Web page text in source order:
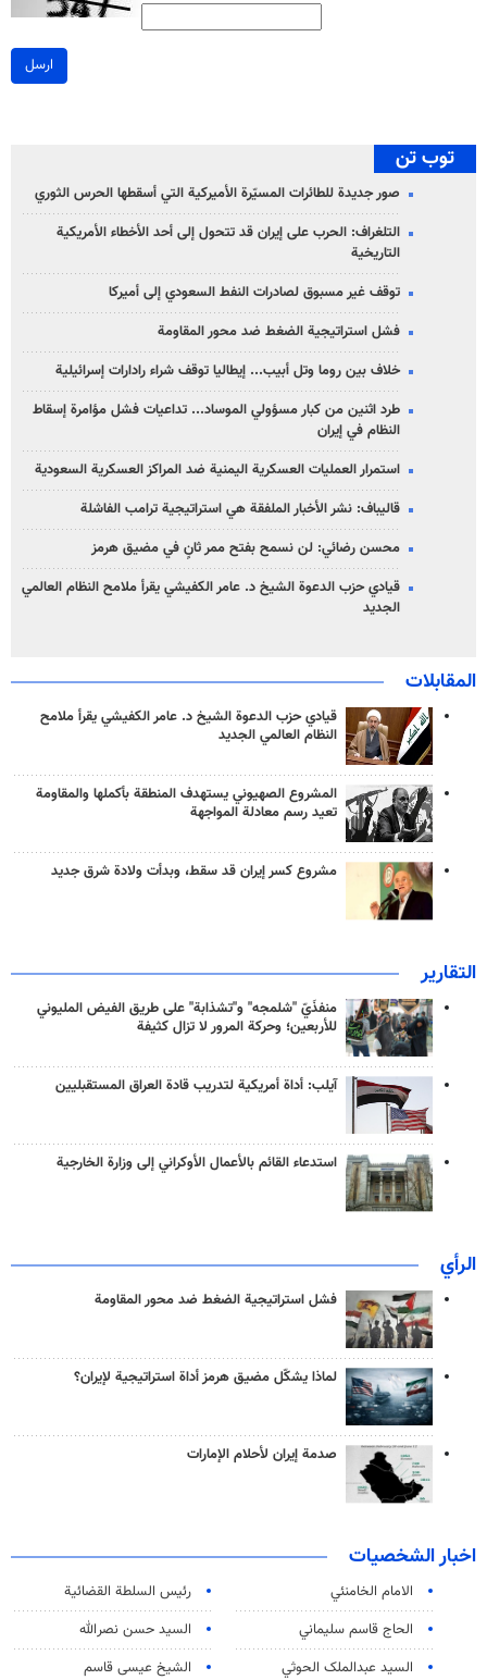
ارسل
توب تن
صور جديدة للطائرات المسيّرة الأميركية التي أسقطها الحرس الثوري
التلغراف: الحرب على إيران قد تتحول إلى أحد الأخطاء الأمريكية
التاريخية
توقف غير مسبوق لصادرات النفط السعودي إلى أميركا
فشل استراتيجية الضغط ضد محور المقاومة
خلاف بين روما وتل أبيب... إيطاليا توقف شراء رادارات إسرائيلية
طرد اثنين من كبار مسؤولي الموساد... تداعيات فشل مؤامرة إسقاط
النظام في إيران
استمرار العمليات العسكرية اليمنية ضد المراكز العسكرية السعودية
قاليباف: نشر الأخبار الملفقة هي استراتيجية ترامب الفاشلة
محسن رضائي: لن نسمح بفتح ممر ثانٍ في مضيق هرمز
قيادي حزب الدعوة الشيخ د. عامر الكفيشي يقرأ ملامح النظام العالمي
الجديد
المقابلات
قيادي حزب الدعوة الشيخ د. عامر الكفيشي يقرأ ملامح
النظام العالمي الجديد
المشروع الصهيوني يستهدف المنطقة بأكملها والمقاومة
تعيد رسم معادلة المواجهة
مشروع كسر إيران قد سقط، وبدأت ولادة شرق جديد
التقارير
منفذَيّ "شلمجه" و"تشذابة" على طريق الفيض المليوني
للأربعين؛ وحركة المرور لا تزال كثيفة
آيلب: أداة أمريكية لتدريب قادة العراق المستقبليين
استدعاء القائم بالأعمال الأوكراني إلى وزارة الخارجية
الرأي
فشل استراتيجية الضغط ضد محور المقاومة
لماذا يشكّل مضيق هرمز أداة استراتيجية لإيران؟
صدمة إيران لأحلام الإمارات
اخبار الشخصيات
الامام الخامنئي
رئیس السلطة القضائیة
الحاج قاسم سليماني
السيد حسن نصرالله
السید عبدالملک الحوثي
الشيخ عيسى قاسم